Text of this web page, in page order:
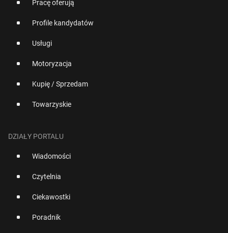
Pracę oferują
Profile kandydatów
Usługi
Motoryzacja
Kupię / Sprzedam
Towarzyskie
DZIAŁY PORTALU
Wiadomości
Czytelnia
Ciekawostki
Poradnik